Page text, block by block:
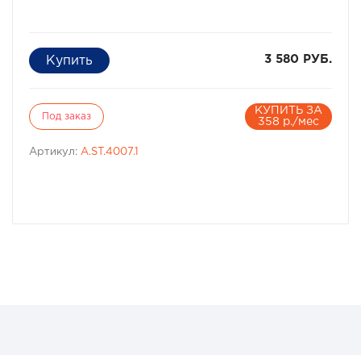
3 580 РУБ.
Под заказ
КУПИТЬ ЗА
358 р./мес
Артикул: A.ST.4007.1